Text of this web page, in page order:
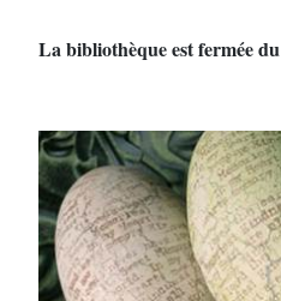
La bibliothèque est fermée